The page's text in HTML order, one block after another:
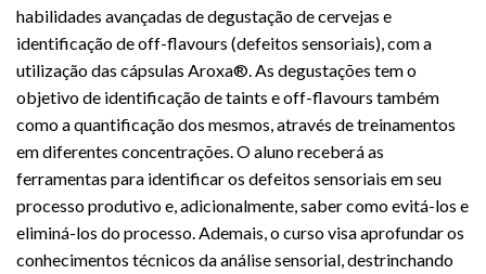
habilidades avançadas de degustação de cervejas e
identificação de off-flavours (defeitos sensoriais), com a
utilização das cápsulas Aroxa®. As degustações tem o
objetivo de identificação de taints e off-flavours também
como a quantificação dos mesmos, através de treinamentos
em diferentes concentrações. O aluno receberá as
ferramentas para identificar os defeitos sensoriais em seu
processo produtivo e, adicionalmente, saber como evitá-los e
eliminá-los do processo. Ademais, o curso visa aprofundar os
conhecimentos técnicos da análise sensorial, destrinchando